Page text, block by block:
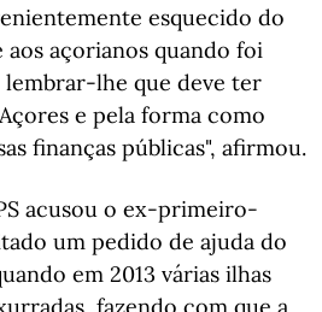
esquecido do
aos açorianos quando foi
lhe que deve ter
e pela forma como
finanças públicas", afirmou.
acusou o ex-primeiro-
um pedido de ajuda do
em 2013 várias ilhas